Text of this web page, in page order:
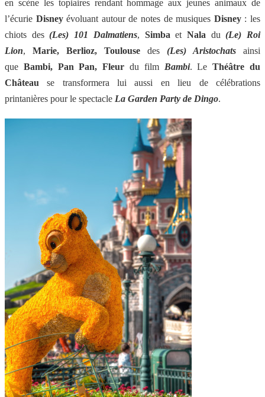
en scène les topiaires rendant hommage aux jeunes animaux de
l’écurie Disneyévoluant autour de notes de musiques Disney: les
chiots des(Les) 101 Dalmatiens, Simba et Nala du(Le) Roi
Lion, Marie, Berlioz, Toulouse des (Les) Aristochats ainsi
que Bambi, Pan Pan, Fleur du film Bambi. LeThéâtre du
Château se transformera lui aussi en lieu de célébrations
printanières pour le spectacle La Garden Party de Dingo.